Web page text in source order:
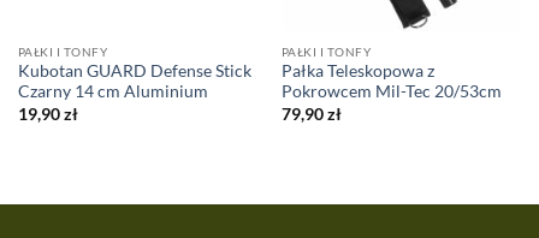
PAŁKI I TONFY
Kubotan GUARD Defense Stick
Czarny 14 cm Aluminium
19,90zł
PAŁKI I TONFY
Pałka Teleskopowa z
Pokrowcem Mil-Tec 20/53cm
79,90zł